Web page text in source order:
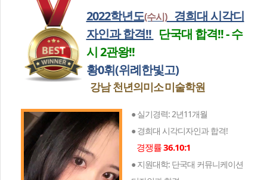
2022학년도(수시)경희대 시각디
자인과 합격!! 단국대 합격!! - 수
시 2관왕!!
황0휘(위례한빛고)
강남 천년의미소미술학원
● 실기경력: 2년11개월
● 경희대 시각디자인과 합격!
경쟁률36.10:1
● 지원대학: 단국대 커뮤니케이션